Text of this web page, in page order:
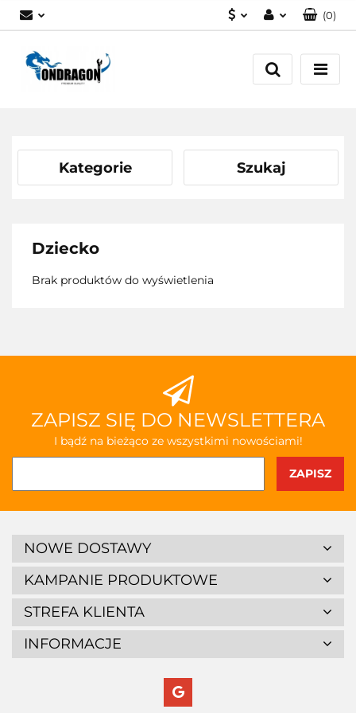
Zaloguj się
Załóż konto
(0)
Kategorie Szukaj
Dziecko
Brak produktów do wyświetlenia
ZAPISZ SIĘ DO NEWSLETTERA
I bądź na bieżąco ze wszystkimi nowościami!
NOWE DOSTAWY
KAMPANIE PRODUKTOWE
STREFA KLIENTA
INFORMACJE